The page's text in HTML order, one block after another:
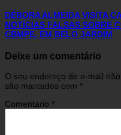
DÉBORA ALMEIDA VISITA
NOTÍCIAS FALSAS SOBRE
CBMPE, EM BELO JARDIM
Deixe um comentário
O seu endereço de e-mail
são marcados com *
Comentário *